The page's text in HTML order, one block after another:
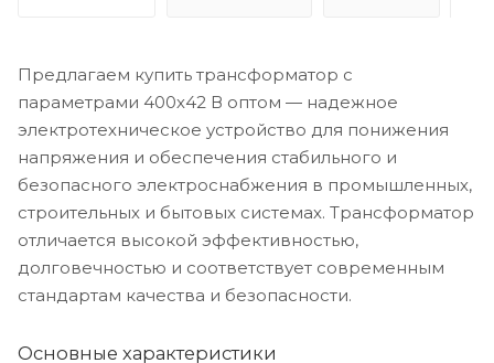
Предлагаем купить трансформатор с
параметрами 400х42 В оптом — надежное
электротехническое устройство для понижения
напряжения и обеспечения стабильного и
безопасного электроснабжения в промышленных,
строительных и бытовых системах. Трансформатор
отличается высокой эффективностью,
долговечностью и соответствует современным
стандартам качества и безопасности.
Основные характеристики